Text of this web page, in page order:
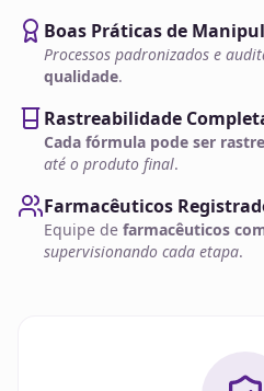
Boas Práticas de
Processos padronizados e
qualidade.
Rastreabilidade
Cada fórmula pode ser
até o produto final.
Farmacêuticos
Equipe de farmacêuticos
supervisionando cada etapa.